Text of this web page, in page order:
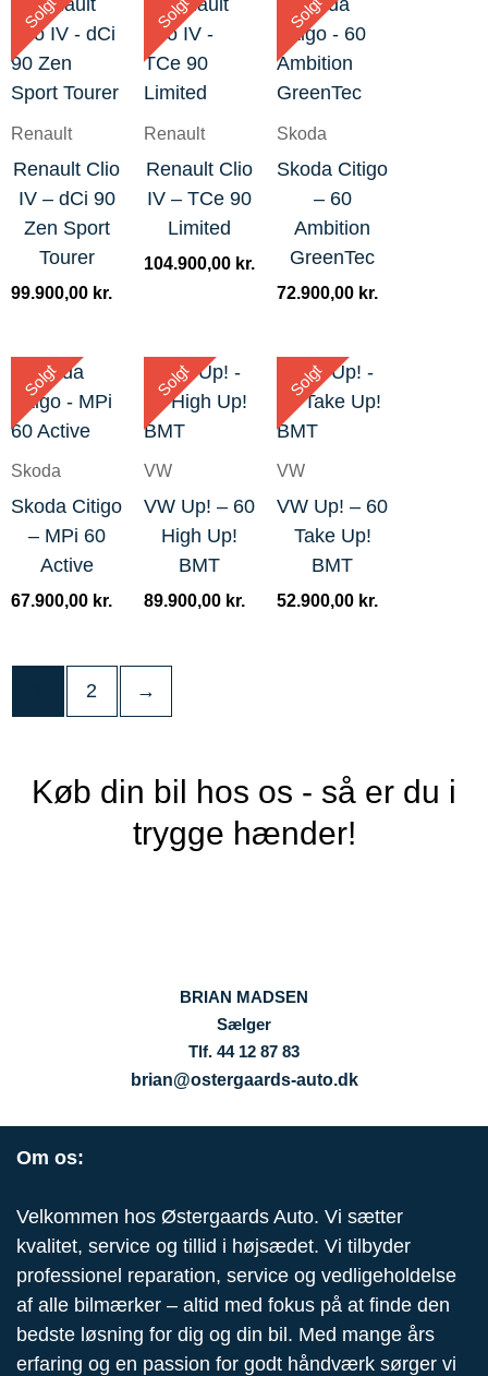
Solgt
Renault
Renault Clio
IV – dCi 90
Zen Sport
Tourer
99.900,00 kr.
Solgt
Renault
Renault Clio
IV – TCe 90
Limited
104.900,00 kr.
Solgt
Skoda
Skoda Citigo
– 60
Ambition
GreenTec
72.900,00 kr.
Solgt
Skoda
Skoda Citigo
– MPi 60
Active
67.900,00 kr.
Solgt
VW
VW Up! – 60
High Up!
BMT
89.900,00 kr.
Solgt
VW
VW Up! – 60
Take Up!
BMT
52.900,00 kr.
2 →
Køb din bil hos os - så er du i
trygge hænder!
BRIAN MADSEN
Sælger
Tlf. 44 12 87 83
brian@ostergaards-auto.dk
Om os:
Velkommen hos Østergaards Auto. Vi sætter
kvalitet, service og tillid i højsædet. Vi tilbyder
professionel reparation, service og vedligeholdelse
af alle bilmærker – altid med fokus på at finde den
bedste løsning for dig og din bil. Med mange års
erfaring og en passion for godt håndværk sørger vi